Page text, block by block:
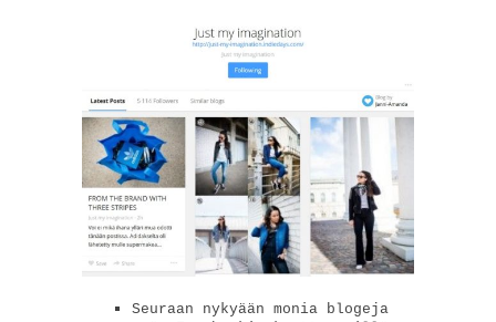
Seuraan nykyään monia blogeja